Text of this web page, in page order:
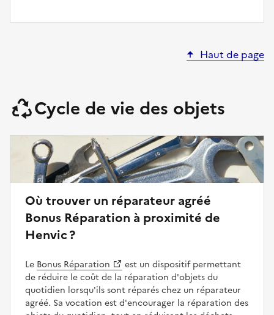
Haut de page
Cycle de vie des objets
Où trouver un réparateur agréé
Bonus Réparation à proximité de
Henvic ?
Le Bonus Réparation
est un dispositif permettant
de réduire le coût de la réparation d'objets du
quotidien lorsqu'ils sont réparés chez un réparateur
agréé. Sa vocation est d'encourager la réparation des